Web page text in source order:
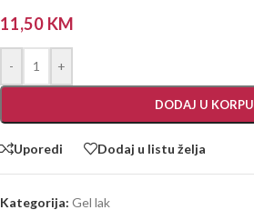
11,50 KM
- +
DODAJ U KORPU
Uporedi Dodaj u listu želja
Kategorija: Gel lak